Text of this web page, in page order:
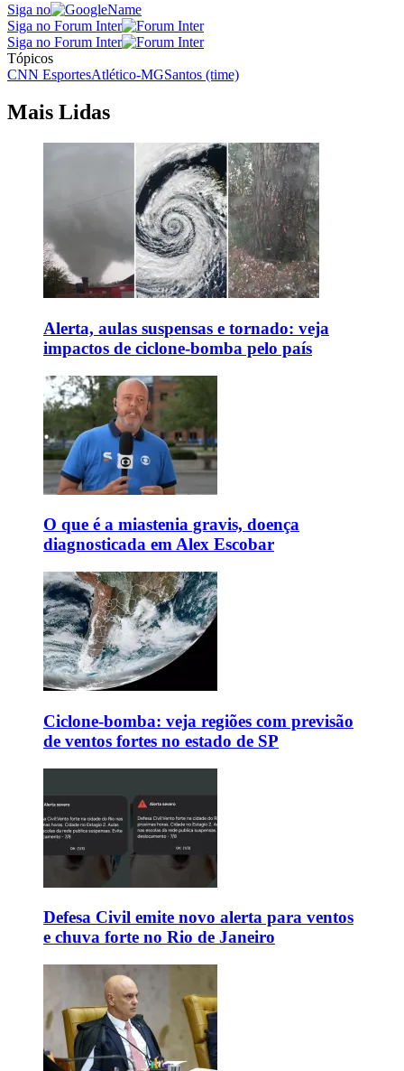
Siga no
Siga no Forum Inter
Siga no Forum Inter
Tópicos
CNN EsportesAtlético-MGSantos (time)
Mais Lidas
Alerta, aulas suspensas e tornado: veja
impactos de ciclone-bomba pelo país
O que é a miastenia gravis, doença
diagnosticada em Alex Escobar
Ciclone-bomba: veja regiões com previsão
de ventos fortes no estado de SP
Defesa Civil emite novo alerta para ventos
e chuva forte no Rio de Janeiro